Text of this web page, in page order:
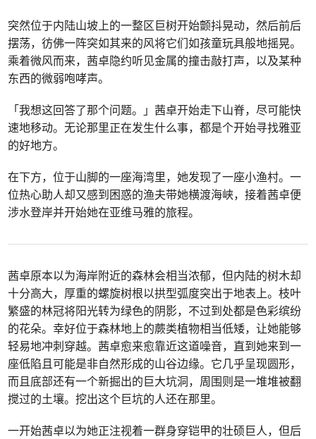
突然位于内陆山坡上的一整区巨树开始颤抖晃动，然后前后
摆荡，彷佛一阵突如其来的风将它们如孩童玩具般地摇晃。
乘着微风而来，茜卓隐约听见金属的撞击敲打声，以及某种
东西的微弱咆哮声。
「我想这回答了那个问题。」茜卓开始走下山脊，尽可能快
速地移动。无论那里正在发生什么事，都是个开始寻找雅亚
的好地方。
在下方，位于山脚的一座海湾里，她发现了一座小渔村。一
位热心助人却又感到困惑的渔夫带她横渡海峡，接着茜卓便
涉水登岸并开始她在亚维马雅的旅程。
茜卓原本以为海岸附近的森林会相当浓郁，但内陆的树木却
十分高大，厚重的螺旋树根以拱型弧度突出于地表上。枝叶
繁盛的林冠将阳光转为绿色的阴影，不过到处都是色彩缤纷
的花朵。幸好位于森林地上的蕨类植物相当低矮，让她能够
轻易地冲刺穿越。茜卓愈来愈靠近这道噪音，直到她来到一
座低陷且可能是非自然形成的山谷边缘。它几乎呈现圆形，
而且底部还有一个新掘出的巨大坑洞，周围则是一堆堆被翻
搅过的土壤。挖出这个巨坑的人还在那里。
一开始茜卓以为她正注视着一群身穿铠甲的壮硕巨人，但后